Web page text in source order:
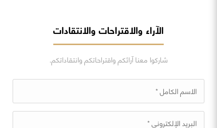
الآراء والاقتراحات والانتقادات
شاركوا معنا آرائكم واقتراحاتكم وانتقاداتكم.